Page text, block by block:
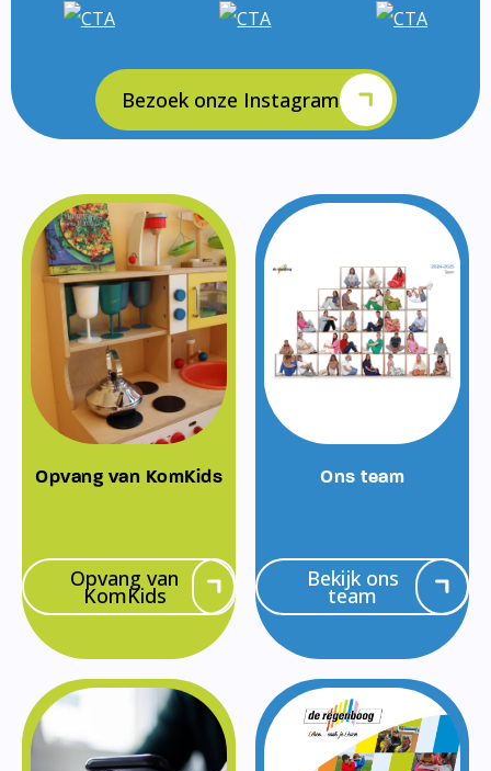
Bezoek onze Instagram
Opvang van KomKids
Opvang van
KomKids
Ons team
Bekijk ons
team